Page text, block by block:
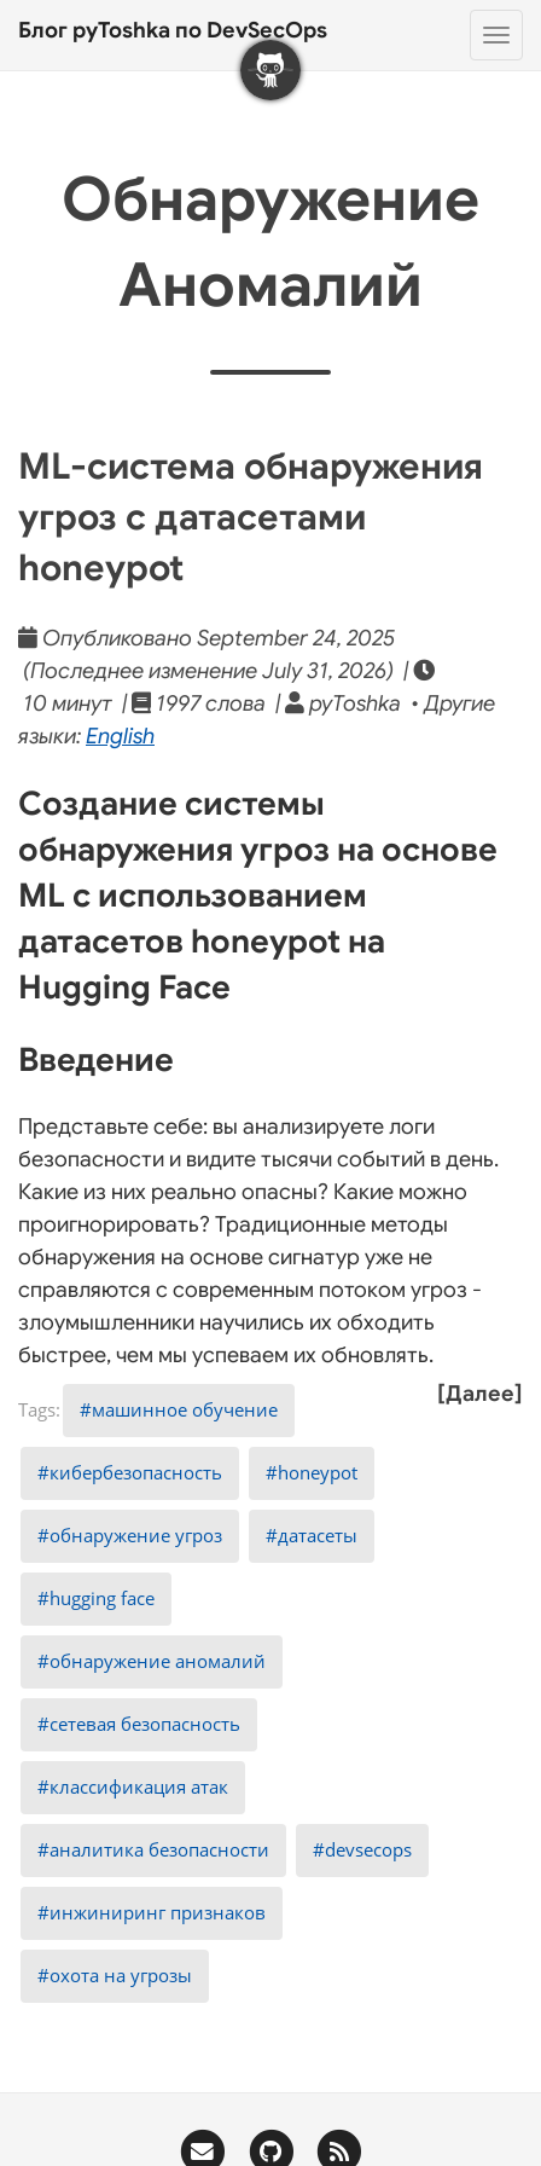
Блог pyToshka по DevSecOps
Обнаружение
Аномалий
ML-система обнаружения
угроз с датасетами
honeypot
Опубликовано September 24, 2025
(Последнее изменение July 31, 2026) |
10 минут |
1997 слова |
pyToshka • Другие
языки:English
Создание системы
обнаружения угроз на основе
ML с использованием
датасетов honeypot на
Hugging Face
Введение
Представьте себе: вы анализируете логи
безопасности и видите тысячи событий в день.
Какие из них реально опасны? Какие можно
проигнорировать? Традиционные методы
обнаружения на основе сигнатур уже не
справляются с современным потоком угроз -
злоумышленники научились их обходить
быстрее, чем мы успеваем их обновлять.
[Далее]
машинное обучение
кибербезопасность honeypot
обнаружение угроз датасеты
hugging face
обнаружение аномалий
сетевая безопасность
классификация атак
аналитика безопасности devsecops
инжиниринг признаков
охота на угрозы